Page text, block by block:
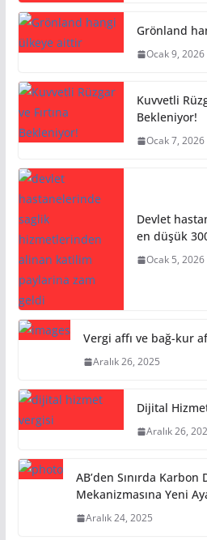
Grönland
Ocak 9, 2026
Kuvvetli
Bekleniyor!
Ocak 7, 2026
Devlet
en düşük
Ocak 5, 2026
Vergi affı ve bağ-kur
Aralık 26, 2025
Dijital
Aralık 26,
AB’den Sınırda Karbon
Mekanizmasına Yeni
Aralık 24, 2025